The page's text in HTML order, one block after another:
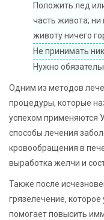
Положить лед
часть живота; ни
животу ничего
Не принимать
Нужно
Одним из методов
процедуры, которые
успехом применяются
способы лечения
кровообращения в
выработка желчи и
Также после
грязелечение,
помогает повысить